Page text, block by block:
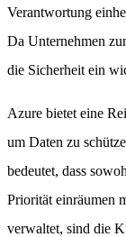
Verantwortung
Da Unternehmen
die Sicherheit ein
Azure bietet eine
um Daten zu
bedeutet, dass
Priorität einräumen
verwaltet, sind die